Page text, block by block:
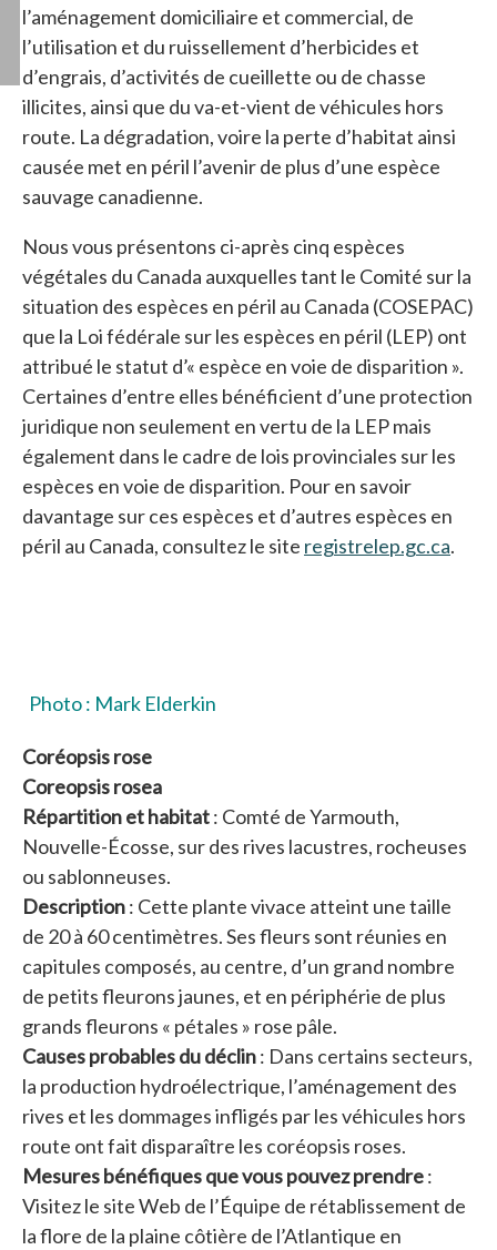
l’aménagement domiciliaire et commercial, de
l’utilisation et du ruissellement d’herbicides et
d’engrais, d’activités de cueillette ou de chasse
illicites, ainsi que du va-et-vient de véhicules hors
route. La dégradation, voire la perte d’habitat ainsi
causée met en péril l’avenir de plus d’une espèce
sauvage canadienne.
Nous vous présentons ci-après cinq espèces
végétales du Canada auxquelles tant le Comité sur la
situation des espèces en péril au Canada (COSEPAC)
que la Loi fédérale sur les espèces en péril (LEP) ont
attribué le statut d’« espèce en voie de disparition ».
Certaines d’entre elles bénéficient d’une protection
juridique non seulement en vertu de la LEP mais
également dans le cadre de lois provinciales sur les
espèces en voie de disparition. Pour en savoir
davantage sur ces espèces et d’autres espèces en
péril au Canada, consultez le site registrelep.gc.ca.
Photo : Mark Elderkin
Coréopsis rose
Coreopsis rosea
Répartition et habitat: Comté de Yarmouth,
Nouvelle-Écosse, sur des rives lacustres, rocheuses
ou sablonneuses.
Description: Cette plante vivace atteint une taille
de 20 à 60 centimètres. Ses fleurs sont réunies en
capitules composés, au centre, d’un grand nombre
de petits fleurons jaunes, et en périphérie de plus
grands fleurons « pétales » rose pâle.
Causes probables du déclin: Dans certains secteurs,
la production hydroélectrique, l’aménagement des
rives et les dommages infligés par les véhicules hors
route ont fait disparaître les coréopsis roses.
Mesures bénéfiques que vous pouvez prendre:
Visitez le site Web de l’Équipe de rétablissement de
la flore de la plaine côtière de l’Atlantique en